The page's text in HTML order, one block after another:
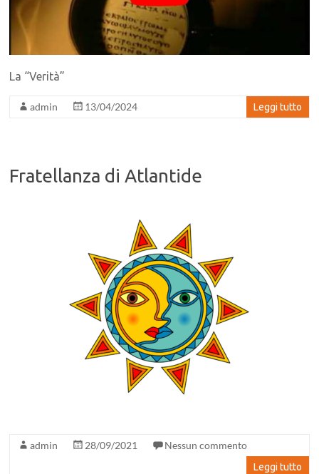
La “Verità”
admin 13/04/2024 Leggi tutto
Fratellanza di Atlantide
admin 28/09/2021 Nessun commento
Leggi tutto